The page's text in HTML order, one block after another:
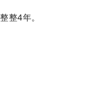
整4年。